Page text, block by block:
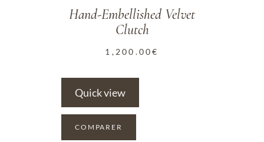
Hand-Embellished Velvet
Clutch
1,200.00€
Quick view
COMPARER